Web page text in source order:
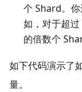
个 Shard。
如，对于超
的倍数个
如下代码演示了
量。